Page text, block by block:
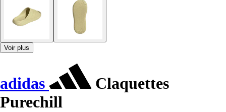
Voir plus
adidas
Claquettes
Purechill